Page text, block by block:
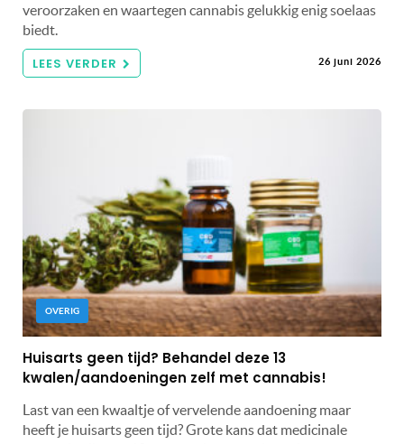
veroorzaken en waartegen cannabis gelukkig enig soelaas
biedt.
LEES VERDER 26 juni 2026
OVERIG
Huisarts geen tijd? Behandel deze 13
kwalen/aandoeningen zelf met cannabis!
Last van een kwaaltje of vervelende aandoening maar
heeft je huisarts geen tijd? Grote kans dat medicinale